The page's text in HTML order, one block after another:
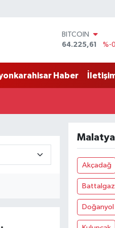
BITCOIN
64.225,61
%-
EURO
GRAM ALTIN
BİST100
13.799
%70
Haber
Akçadağ
Doğanyol